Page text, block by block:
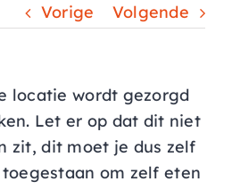
INLOGGEN
INSPIRATIE
Vorige Volgende
locatie wordt gezorgd
Let er op dat dit niet
zit, dit moet je dus zelf
om zelf eten